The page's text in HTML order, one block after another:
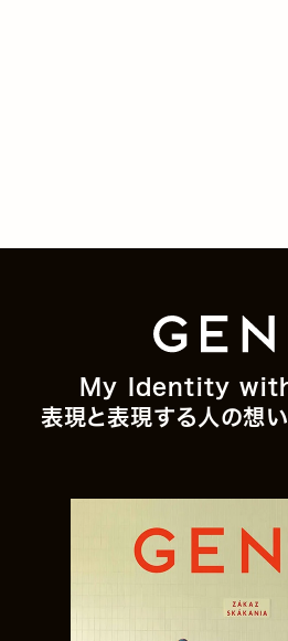
My Identity
表現と表現する人の想い